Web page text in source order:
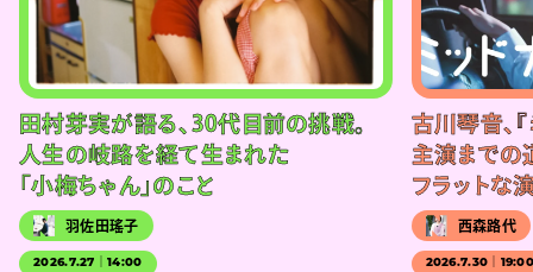
田村芽実が語る、30代目前の挑戦。
人生の岐路を経て生まれた
「小梅ちゃん」のこと
羽佐田瑤子
2026.7.27｜14:00
古川琴音、
主演までの
フラットな
西森路代
2026.7.30｜